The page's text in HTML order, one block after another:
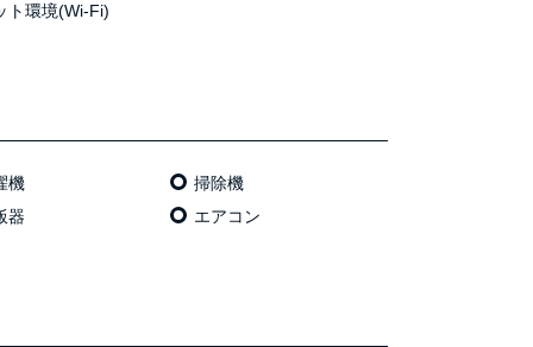
ト環境(Wi-Fi)
機
掃除機
器
エアコン